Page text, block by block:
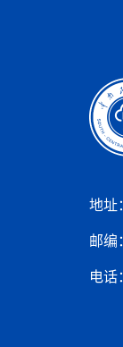
地址
邮编
电话